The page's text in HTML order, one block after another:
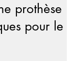
prothèse
pour le